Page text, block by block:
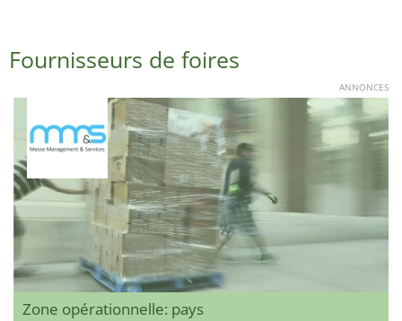
Fournisseurs de foires
ANNONCES
Zone opérationnelle: pays